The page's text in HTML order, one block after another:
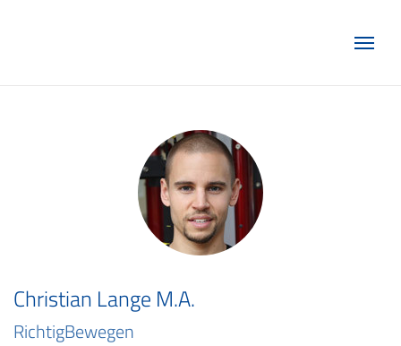
Christian Lange M.A.
RichtigBewegen